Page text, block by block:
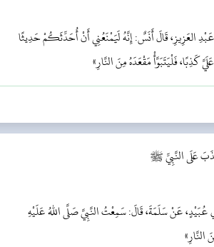
العَزِيزِ، قَالَ أَنَسٌ: إِنَّهُ لَيَمْنَعُنِي أَنْ أُحَدِّثَكُمْ حَدِيثًا
كَذِبًا، فَلْيَتَبَوَّأْ مَقْعَدَهُ مِنَ النَّارِ»
عَلَى النَّبِيِّ ﷺ
عُبَيْدٍ، عَنْ سَلَمَةَ، قَالَ: سَمِعْتُ النَّبِيَّ صَلَّى اللهُ عَلَيْهِ
النَّارِ»